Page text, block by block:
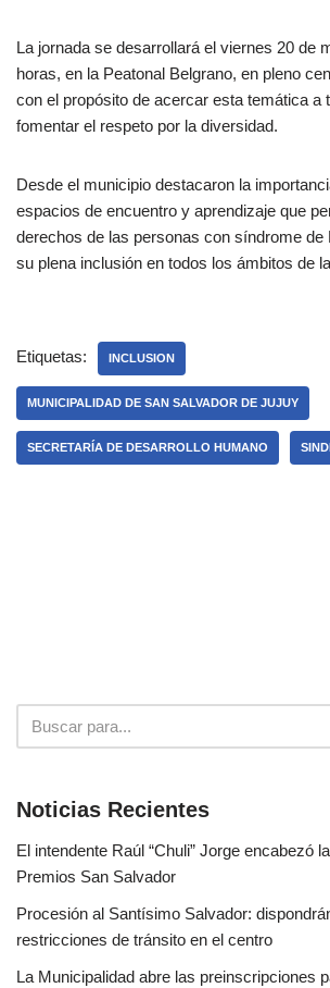
La jornada se desarrollará el viernes 20 de
horas, en la Peatonal Belgrano, en pleno
con el propósito de acercar esta temática a
fomentar el respeto por la diversidad.
Desde el municipio destacaron la
espacios de encuentro y aprendizaje que
derechos de las personas con síndrome de
su plena inclusión en todos los ámbitos de
Etiquetas: INCLUSION
MUNICIPALIDAD DE SAN SALVADOR DE JUJUY
SECRETARÍA DE DESARROLLO HUMANO
Noticias Recientes
El intendente Raúl “Chuli” Jorge encabezó
Premios San Salvador
Procesión al Santísimo Salvador:
restricciones de tránsito en el centro
La Municipalidad abre las preinscripciones